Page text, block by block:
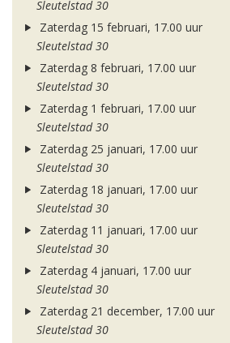
Sleutelstad 30
Zaterdag 15 februari, 17.00 uur
Sleutelstad 30
Zaterdag 8 februari, 17.00 uur
Sleutelstad 30
Zaterdag 1 februari, 17.00 uur
Sleutelstad 30
Zaterdag 25 januari, 17.00 uur
Sleutelstad 30
Zaterdag 18 januari, 17.00 uur
Sleutelstad 30
Zaterdag 11 januari, 17.00 uur
Sleutelstad 30
Zaterdag 4 januari, 17.00 uur
Sleutelstad 30
Zaterdag 21 december, 17.00 uur
Sleutelstad 30